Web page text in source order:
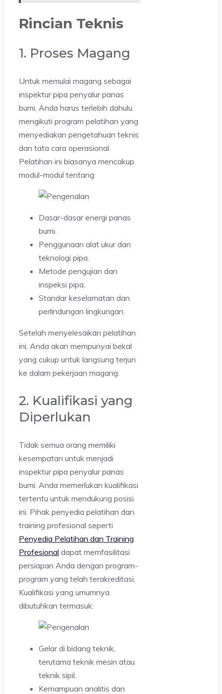
Rincian Teknis
1. Proses Magang
Untuk memulai magang sebagai
inspektur pipa penyalur panas
bumi, Anda harus terlebih dahulu
mengikuti program pelatihan yang
menyediakan pengetahuan teknis
dan tata cara operasional.
Pelatihan ini biasanya mencakup
modul-modul tentang:
Dasar-dasar energi panas
bumi.
Penggunaan alat ukur dan
teknologi pipa.
Metode pengujian dan
inspeksi pipa.
Standar keselamatan dan
perlindungan lingkungan.
Setelah menyelesaikan pelatihan
ini, Anda akan mempunyai bekal
yang cukup untuk langsung terjun
ke dalam pekerjaan magang.
2. Kualifikasi yang
Diperlukan
Tidak semua orang memiliki
kesempatan untuk menjadi
inspektur pipa penyalur panas
bumi. Anda memerlukan kualifikasi
tertentu untuk mendukung posisi
ini. Pihak penyedia pelatihan dan
training profesional seperti
Penyedia Pelatihan dan Training
Profesional dapat memfasilitasi
persiapan Anda dengan program-
program yang telah terakreditasi.
Kualifikasi yang umumnya
dibutuhkan termasuk:
Gelar di bidang teknik,
terutama teknik mesin atau
teknik sipil.
Kemampuan analitis dan